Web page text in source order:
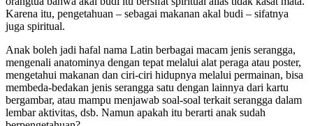
Karena itu, pengetahuan – sebagai makanan akal budi – sifatnya
juga spiritual.
Anak boleh jadi hafal nama Latin berbagai macam jenis serangga,
mengenali anatominya dengan tepat melalui alat peraga atau poster,
mengetahui makanan dan ciri-ciri hidupnya melalui permainan, bisa
membeda-bedakan jenis serangga satu dengan lainnya dari kartu
bergambar, atau mampu menjawab soal-soal terkait serangga dalam
lembar aktivitas, dsb. Namun apakah itu berarti anak sudah